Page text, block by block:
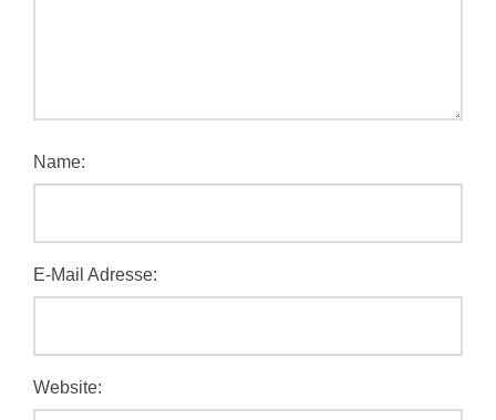
Name:
E-Mail Adresse:
Website: